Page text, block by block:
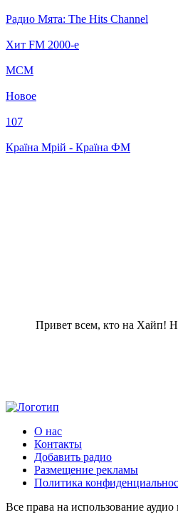
Радио Мята: The Hits Channel
Хит FM 2000-е
МСМ
Новое
107
Країна Мрій - Країна ФМ
Привет всем, кто на Хайп!
О нас
Контакты
Добавить радио
Размещение рекламы
Политика
Все права на использование